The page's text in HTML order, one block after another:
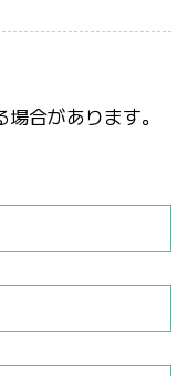
合があります。